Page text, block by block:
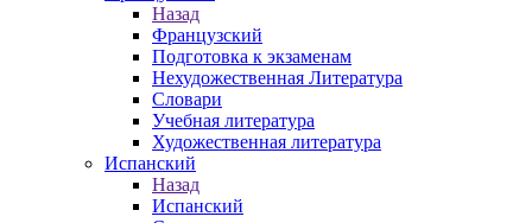
Назад
Французский
Подготовка к экзаменам
Нехудожественная Литература
Словари
Учебная литература
Художественная литература
Испанский
Назад
Испанский